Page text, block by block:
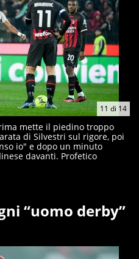
11 di 14
mette il piedino troppo
di Silvestri sul rigore, poi
io" e dopo un minuto
davanti. Profetico
“uomo derby”